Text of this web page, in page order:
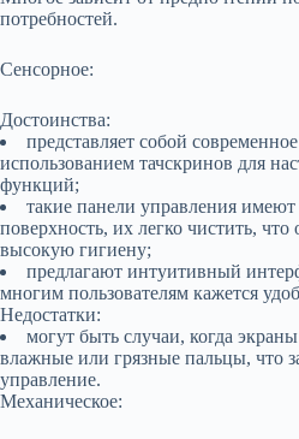
потребностей.
Сенсорное:
Достоинства:
представляет собой
использованием тачскринов для
функций;
такие панели управления
поверхность, их легко чистить, что
высокую гигиену;
предлагают интуитивный
многим пользователям кажется
Недостатки:
могут быть случаи, когда
влажные или грязные пальцы, что
управление.
Механическое: